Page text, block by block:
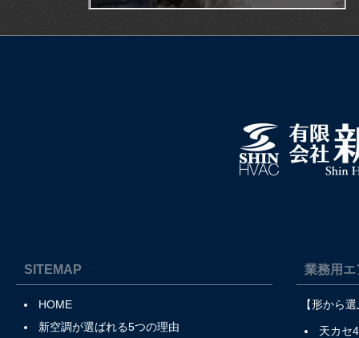
SITEMAP
HOME
新空調が選ばれる5つの理由
業務用エ
【形から
天カセ